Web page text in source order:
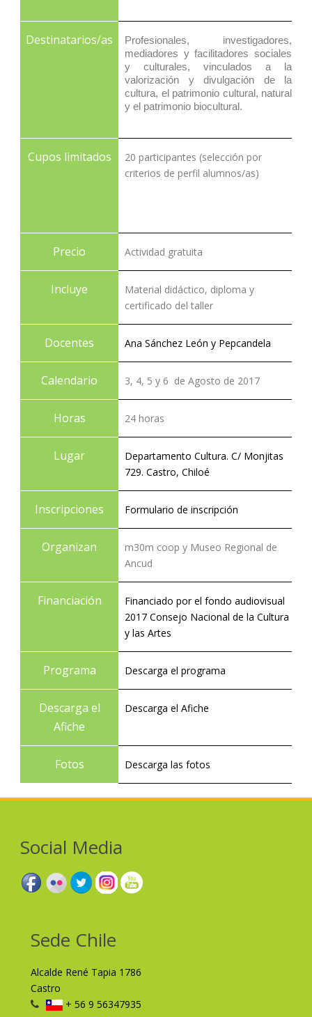
Destinatarios/as
Profesionales, investigadores,
mediadores y facilitadores sociales
y culturales, vinculados a la
valorización y divulgación de la
cultura, el patrimonio cultural, natural
y el patrimonio biocultural.
Cupos limitados
20 participantes (selección por
criterios de perfil alumnos/as)
Precio Actividad gratuita
Incluye
Material didáctico, diploma y
certificado del taller
Docentes Ana Sánchez León y Pepcandela
Calendario 3, 4, 5 y 6 de Agosto de 2017
Horas 24 horas
Lugar
Departamento Cultura. C/ Monjitas
729. Castro, Chiloé
Inscripciones Formulario de inscripción
Organizan
m30m coop y Museo Regional de
Ancud
Financiación
Financiado por el fondo audiovisual
2017 Consejo Nacional de la Cultura
y las Artes
Programa Descarga el programa
Descarga el
Afiche
Descarga el Afiche
Fotos Descarga las fotos
Social Media
Sede Chile
Alcalde René Tapia 1786
Castro
+ 56 9 56347935